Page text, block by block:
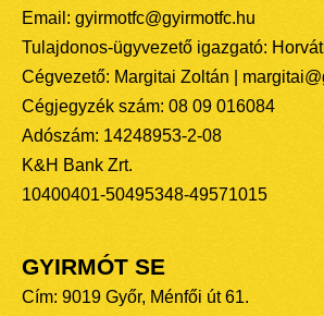
Email: gyirmotfc@gyirmotfc.hu
Tulajdonos-ügyvezető igazgató:
Cégvezető: Margitai Zoltán |
Cégjegyzék szám: 08 09 016084
Adószám: 14248953-2-08
K&H Bank Zrt.
10400401-50495348-49571015
GYIRMÓT SE
Cím: 9019 Győr, Ménfői út 61.